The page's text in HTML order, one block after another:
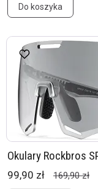
Do koszyka
Okulary Rockbros
99,90 zł 169,90 zł